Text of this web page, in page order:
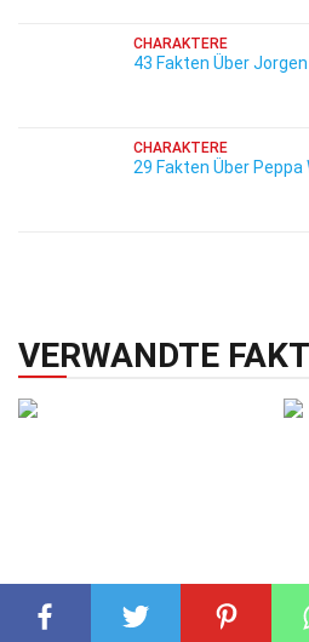
CHARAKTERE
43 Fakten Über
CHARAKTERE
29 Fakten Über Peppa
VERWANDTE